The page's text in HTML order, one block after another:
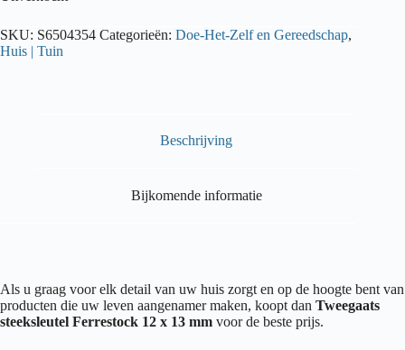
SKU: S6504354 Categorieën: Doe-Het-Zelf en Gereedschap,
Huis | Tuin
Beschrijving
Bijkomende informatie
Als u graag voor elk detail van uw huis zorgt en op de hoogte bent van
producten die uw leven aangenamer maken, koopt dan Tweegaats
steeksleutel Ferrestock 12 x 13 mm voor de beste prijs.